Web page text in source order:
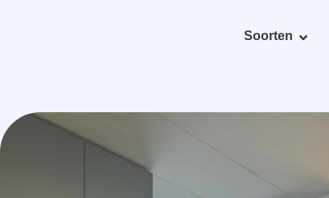
Soorten